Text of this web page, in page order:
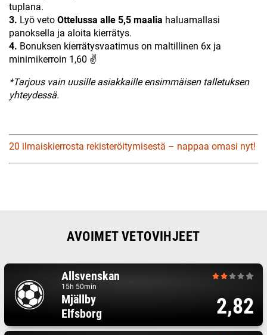
tuplana.
3. Lyö veto Ottelussa alle 5,5 maalia haluamallasi
panoksella ja aloita kierrätys.
4. Bonuksen kierrätysvaatimus on maltillinen 6x ja
minimikerroin 1,60 ✌
*Tarjous vain uusille asiakkaille ensimmäisen talletuksen
yhteydessä.
20 ilmaiskierrosta rekisteröitymisestä – nappaa omasi nyt!
AVOIMET VETOVIHJEET
Allsvenskan
15h 50min
Mjällby
Elfsborg
2,82